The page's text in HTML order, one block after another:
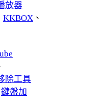
放器
KKBOX 、
除工具
鍵盤加